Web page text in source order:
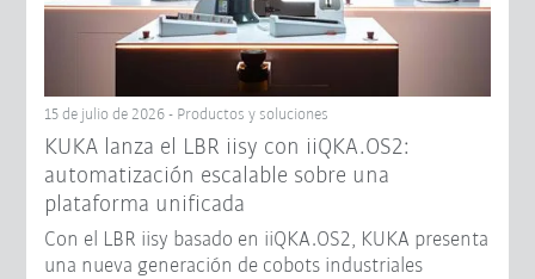
15 de julio de 2026 - Productos y soluciones
KUKA lanza el LBR iisy con iiQKA.OS2:
automatización escalable sobre una
plataforma unificada
Con el LBR iisy basado en iiQKA.OS2, KUKA presenta
una nueva generación de cobots industriales